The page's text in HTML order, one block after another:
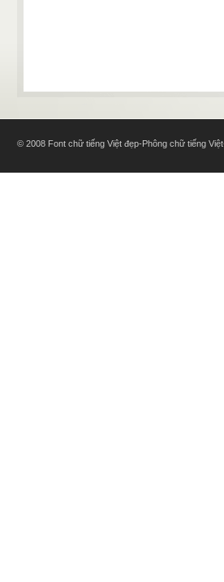
© 2008 Font chữ tiếng Việt đẹp-Phông chữ tiếng